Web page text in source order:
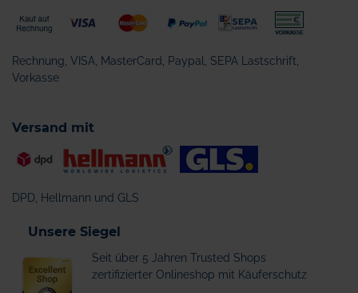
Rechnung, VISA, MasterCard, Paypal, SEPA Lastschrift,
Vorkasse
Versand mit
DPD, Hellmann und GLS
Unsere Siegel
Seit über 5 Jahren Trusted Shops
zertifizierter Onlineshop mit Käuferschutz